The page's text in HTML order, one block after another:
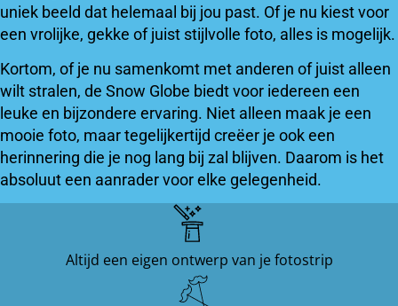
uniek beeld dat helemaal bij jou past. Of je nu kiest voor
een vrolijke, gekke of juist stijlvolle foto, alles is mogelijk.
Kortom, of je nu samenkomt met anderen of juist alleen
wilt stralen, de Snow Globe biedt voor iedereen een
leuke en bijzondere ervaring. Niet alleen maak je een
mooie foto, maar tegelijkertijd creëer je ook een
herinnering die je nog lang bij zal blijven. Daarom is het
absoluut een aanrader voor elke gelegenheid.
Altijd een eigen ontwerp van je fotostrip